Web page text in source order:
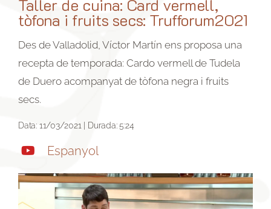
Taller de cuina: Card vermell,
tòfona i fruits secs: Trufforum2021
Des de Valladolid, Víctor Martín ens proposa una
recepta de temporada: Cardo vermell de Tudela
de Duero acompanyat de tòfona negra i fruits
secs.
Data: 11/03/2021 | Durada: 5:24
Espanyol